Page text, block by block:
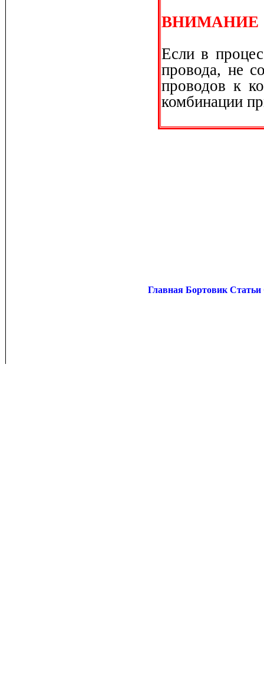
ВНИМАНИЕ
Если в
провода, не
проводов к
комбинации
Главная Бортовик Статьи